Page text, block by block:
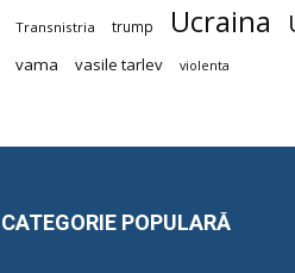
Transnistria trump Ucraina
vama vasile tarlev violenta
CATEGORIE POPULARĂ